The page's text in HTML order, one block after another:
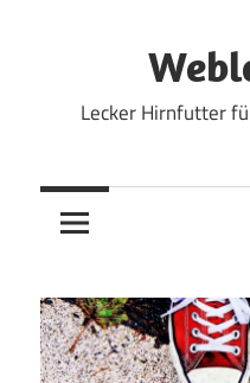
Lecker Hirnfutter